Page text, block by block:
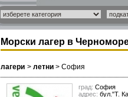
Морски лагер в
лагери > летни > София
град: София
адрес: бул."Т.